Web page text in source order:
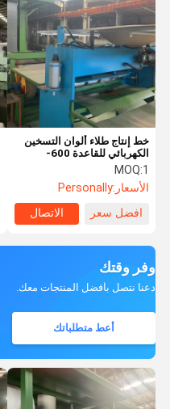
خط إنتاج طلاء ألوان التسخين
الكهربائي للقاعدة 600-
1800mm
MOQ:1
الأسعار:Personally
افضل سعر
الاتصال
وفر وقتك
دعنا نتصل بأفضل المنتجات معك.
أعط متطلباتك